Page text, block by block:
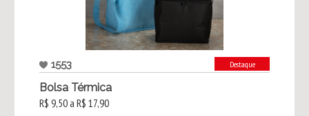
1553 Destaque
Bolsa Térmica
R$ 9,50 a R$ 17,90